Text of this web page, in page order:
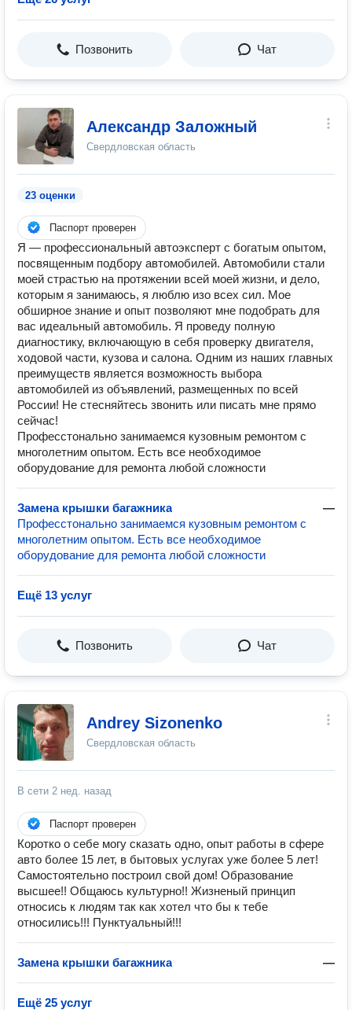
Позвонить Чат
Александр Заложный
Свердловская область
23 оценки
Паспорт проверен
Я — профессиональный автоэксперт с богатым опытом,
посвященным подбору автомобилей. Автомобили стали
моей страстью на протяжении всей моей жизни, и дело,
которым я занимаюсь, я люблю изо всех сил. Мое
обширное знание и опыт позволяют мне подобрать для
вас идеальный автомобиль. Я проведу полную
диагностику, включающую в себя проверку двигателя,
ходовой части, кузова и салона. Одним из наших главных
преимуществ является возможность выбора
автомобилей из объявлений, размещенных по всей
России! Не стесняйтесь звонить или писать мне прямо
сейчас!
Професстонально занимаемся кузовным ремонтом с
многолетним опытом. Есть все необходимое
оборудование для ремонта любой сложности
Замена крышки багажника
—
Професстонально занимаемся кузовным ремонтом с
многолетним опытом. Есть все необходимое
оборудование для ремонта любой сложности
Ещё 13 услуг
Позвонить Чат
Andrey Sizonenko
Свердловская область
В сети 2 нед. назад
Паспорт проверен
Коротко о себе могу сказать одно, опыт работы в сфере
авто более 15 лет, в бытовых услугах уже более 5 лет!
Самостоятельно построил свой дом! Образование
высшее!! Общаюсь культурно!! Жизненый принцип
относись к людям так как хотел что бы к тебе
относились!!! Пунктуальный!!!
Замена крышки багажника —
Ещё 25 услуг